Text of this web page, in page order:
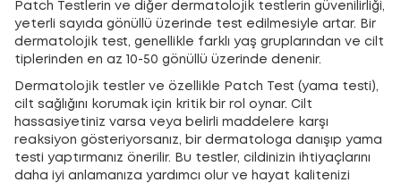
Patch Testlerin ve diğer dermatolojik testlerin güvenilirliği,
yeterli sayıda gönüllü üzerinde test edilmesiyle artar. Bir
dermatolojik test, genellikle farklı yaş gruplarından ve cilt
tiplerinden en az 10-50 gönüllü üzerinde denenir.
Dermatolojik testler ve özellikle Patch Test (yama testi),
cilt sağlığını korumak için kritik bir rol oynar. Cilt
hassasiyetiniz varsa veya belirli maddelere karşı
reaksiyon gösteriyorsanız, bir dermatologa danışıp yama
testi yaptırmanız önerilir. Bu testler, cildinizin ihtiyaçlarını
daha iyi anlamanıza yardımcı olur ve hayat kalitenizi